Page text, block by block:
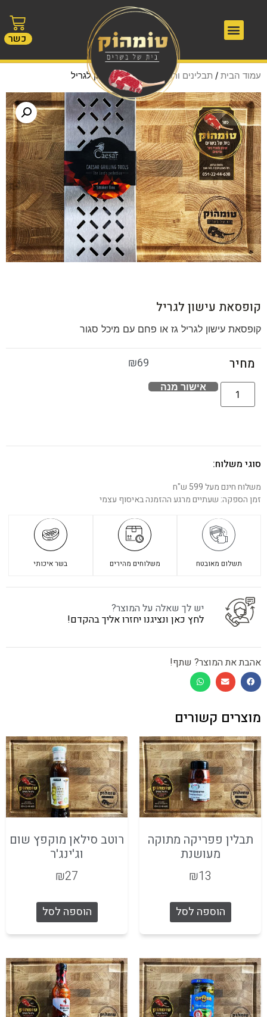
כשר
עמוד הבית / תבלינים ורטבים / קופסאת עישון לגריל
קופסאת עישון לגריל
קופסאת עישון לגריל גז או פחם עם מיכל סגור
מחיר ₪69
אישור מנה
סוגי משלוח:
משלוח חינם מעל 599 ש"ח
זמן הספקה: שעתיים מרגע ההזמנה באיסוף עצמי
תשלום מאובטח משלוחים מהירים בשר איכותי
יש לך שאלה על המוצר?
לחץ כאן ונציגנו יחזרו אליך בהקדם!
אהבת את המוצר? שתף!
מוצרים קשורים
תבלין פפריקה מתוקה
מעושנת
₪13
הוספה לסל
רוטב סילאן מוקפץ שום
וג'ינג'ר
₪27
הוספה לסל